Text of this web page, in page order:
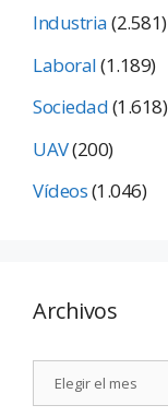
Industria(2.581)
Laboral(1.189)
Sociedad(1.618)
UAV(200)
Vídeos(1.046)
Archivos